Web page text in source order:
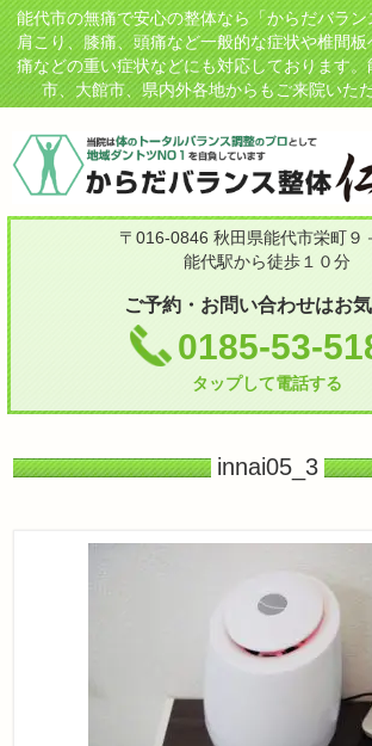
能代市の無痛で安心の整体なら「からだバラ
肩こり、膝痛、頭痛など一般的な症状や椎間
痛などの重い症状などにも対応しております
市、大館市、県内外各地からもご来院いた
〒016-0846 秋田県能代市栄町９
能代駅から徒歩１０分
ご予約・お問い合わせはお
0185-53-
タップして電話する
innai05_3